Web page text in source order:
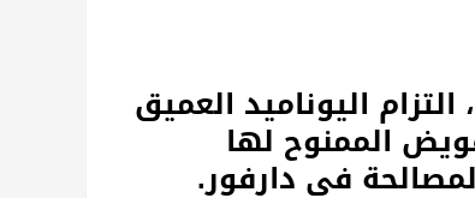
اليوناميد العميق
الممنوح لها
في دارفور.